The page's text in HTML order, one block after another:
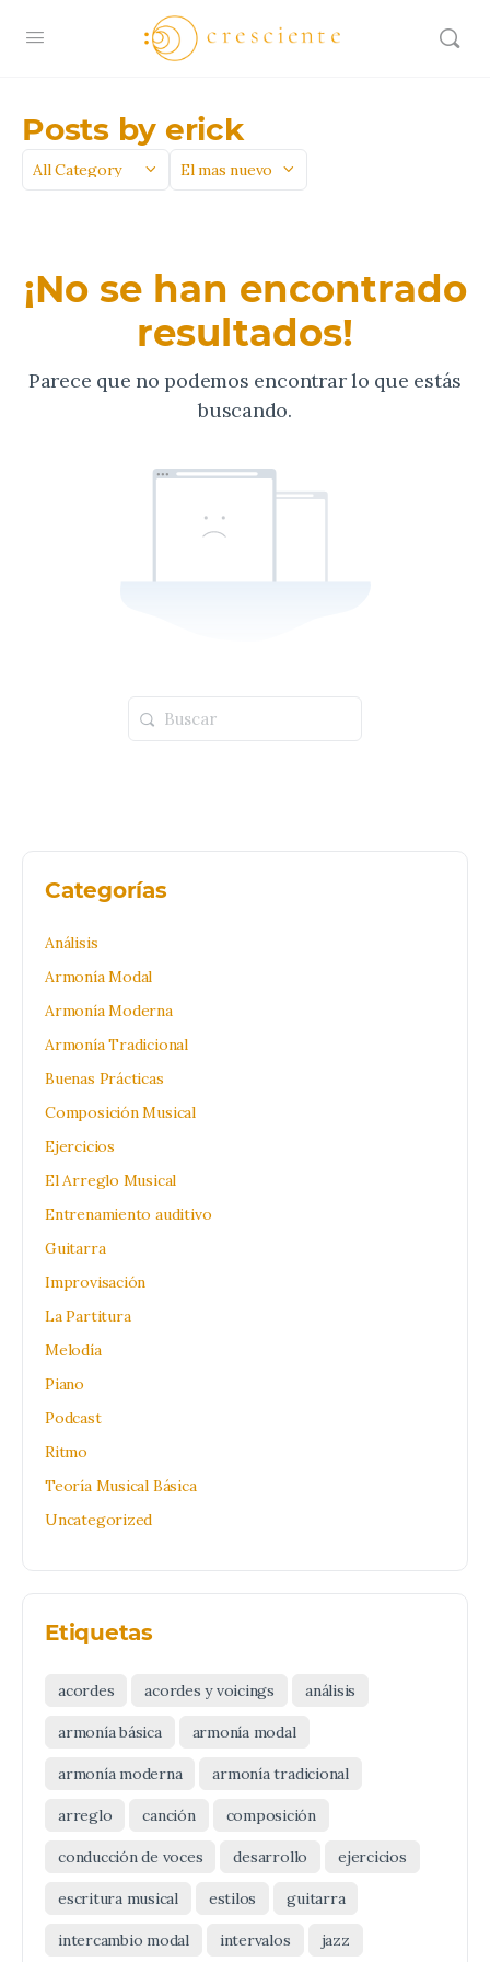
Posts by erick
Categoría
Sort
¡No se han encontrado
resultados!
Parece que no podemos encontrar lo que estás
buscando.
Buscar:
Categorías
Análisis
Armonía Modal
Armonía Moderna
Armonía Tradicional
Buenas Prácticas
Composición Musical
Ejercicios
El Arreglo Musical
Entrenamiento auditivo
Guitarra
Improvisación
La Partitura
Melodía
Piano
Podcast
Ritmo
Teoría Musical Básica
Uncategorized
Etiquetas
acordes acordes y voicings análisis
armonía básica armonía modal
armonía moderna armonía tradicional
arreglo canción composición
conducción de voces desarrollo ejercicios
escritura musical estilos guitarra
intercambio modal intervalos jazz